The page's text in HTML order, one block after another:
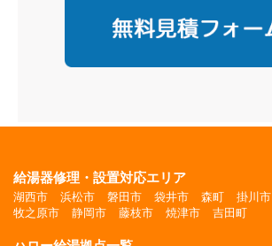
給湯器修理・設置対応エリア
湖西市 浜松市 磐田市 袋井市 森町 掛川市
牧之原市
静岡市 藤枝市 焼津市 吉田町